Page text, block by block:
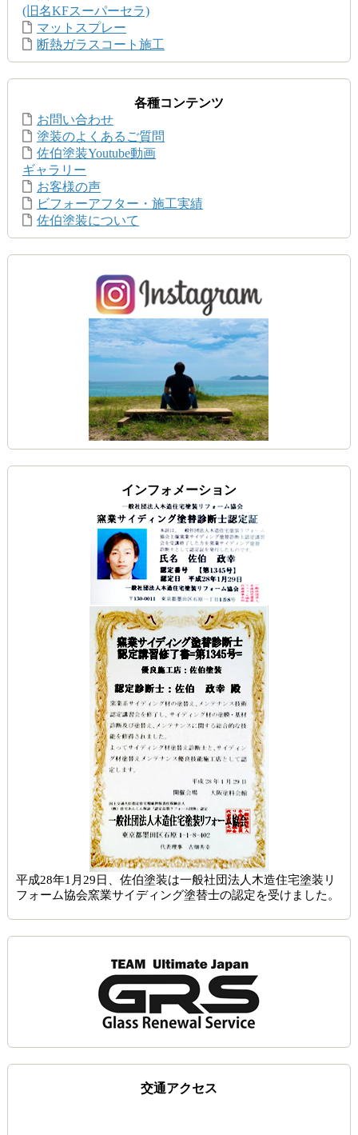
(旧名KFスーパーセラ)
マットスプレー
断熱ガラスコート施工
各種コンテンツ
お問い合わせ
塗装のよくあるご質問
佐伯塗装Youtube動画
ギャラリー
お客様の声
ビフォーアフター・施工実績
佐伯塗装について
インフォメーション
平成28年1月29日、佐伯塗装は一般社団法人木造住宅塗装リ
フォーム協会窯業サイディング塗替士の認定を受けました。
交通アクセス